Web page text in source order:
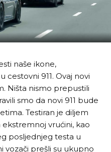
naše ikone,
911. Ovaj novi
Ništa nismo prepustili
smo da novi 911 bude
Testiran je diljem
ekstremnoj vrućini, kao
posljednjeg testa u
vozači prešli su ukupno